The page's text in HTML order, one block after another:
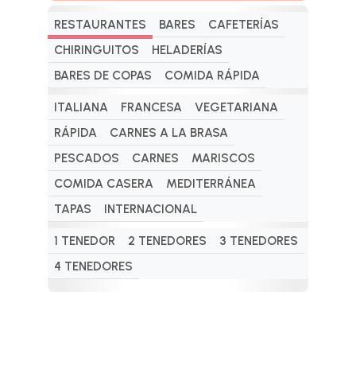
RESTAURANTES BARES
CAFETERÍAS
CHIRINGUITOS
HELADERÍAS
BARES DE COPAS
COMIDA RÁPIDA
ITALIANA FRANCESA
VEGETARIANA
RÁPIDA
CARNES A LA BRASA
PESCADOS
CARNES
MARISCOS
COMIDA CASERA
MEDITERRÁNEA
TAPAS
INTERNACIONAL
1 TENEDOR 2 TENEDORES
3 TENEDORES
4 TENEDORES